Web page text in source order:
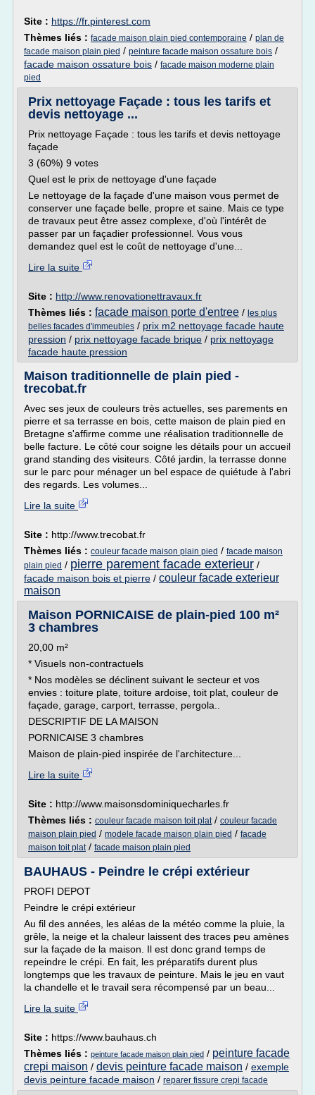
Site : https://fr.pinterest.com
Thèmes liés : facade maison plain pied contemporaine / plan de
facade maison plain pied / peinture facade maison ossature bois /
facade maison ossature bois / facade maison moderne plain
pied
Prix nettoyage Façade : tous les tarifs et
devis nettoyage ...
Prix nettoyage Façade : tous les tarifs et devis nettoyage
façade
3 (60%) 9 votes
Quel est le prix de nettoyage d'une façade
Le nettoyage de la façade d'une maison vous permet de
conserver une façade belle, propre et saine. Mais ce type
de travaux peut être assez complexe, d'où l'intérêt de
passer par un façadier professionnel. Vous vous
demandez quel est le coût de nettoyage d'une...
Lire la suite
Site : http://www.renovationettravaux.fr
Thèmes liés : facade maison porte d'entree / les plus
belles facades d'immeubles / prix m2 nettoyage facade haute
pression / prix nettoyage facade brique / prix nettoyage
facade haute pression
Maison traditionnelle de plain pied -
trecobat.fr
Avec ses jeux de couleurs très actuelles, ses parements en
pierre et sa terrasse en bois, cette maison de plain pied en
Bretagne s'affirme comme une réalisation traditionnelle de
belle facture. Le côté cour soigne les détails pour un accueil
grand standing des visiteurs. Côté jardin, la terrasse donne
sur le parc pour ménager un bel espace de quiétude à l'abri
des regards. Les volumes...
Lire la suite
Site : http://www.trecobat.fr
Thèmes liés : couleur facade maison plain pied / facade maison
plain pied / pierre parement facade exterieur /
facade maison bois et pierre / couleur facade exterieur
maison
Maison PORNICAISE de plain-pied 100 m²
3 chambres
20,00 m²
* Visuels non-contractuels
* Nos modèles se déclinent suivant le secteur et vos
envies : toiture plate, toiture ardoise, toit plat, couleur de
façade, garage, carport, terrasse, pergola..
DESCRIPTIF DE LA MAISON
PORNICAISE 3 chambres
Maison de plain-pied inspirée de l'architecture...
Lire la suite
Site : http://www.maisonsdominiquecharles.fr
Thèmes liés : couleur facade maison toit plat/ couleur facade
maison plain pied / modele facade maison plain pied / facade
maison toit plat/ facade maison plain pied
BAUHAUS - Peindre le crépi extérieur
PROFI DEPOT
Peindre le crépi extérieur
Au fil des années, les aléas de la météo comme la pluie, la
grêle, la neige et la chaleur laissent des traces peu amènes
sur la façade de la maison. Il est donc grand temps de
repeindre le crépi. En fait, les préparatifs durent plus
longtemps que les travaux de peinture. Mais le jeu en vaut
la chandelle et le travail sera récompensé par un beau...
Lire la suite
Site : https://www.bauhaus.ch
Thèmes liés : peinture facade maison plain pied / peinture facade
crepi maison / devis peinture facade maison / exemple
devis peinture facade maison / reparer fissure crepi facade